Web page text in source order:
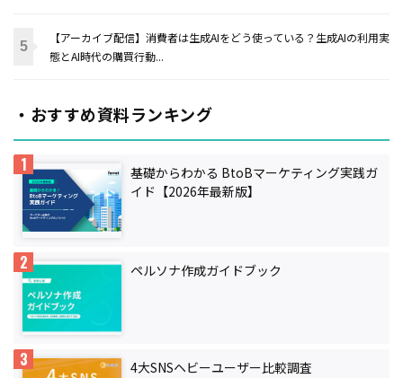
【アーカイブ配信】消費者は生成AIをどう使っている？生成AIの利用実
態とAI時代の購買行動...
・おすすめ資料ランキング
基礎からわかる BtoBマーケティング実践ガ
イド【2026年最新版】
ペルソナ作成ガイドブック
4大SNSヘビーユーザー比較調査